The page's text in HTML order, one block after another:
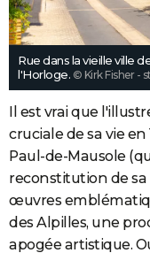
Rue dans la vieille ville
l'Horloge. © Kirk Fisher -
Il est vrai que
cruciale de sa vie
Paul-de-Mausole
reconstitution de sa
œuvres
des Alpilles, une
apogée artistique.